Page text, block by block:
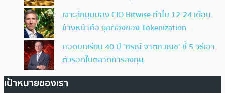
เจาะลึกมุมมอง CIO Bitwise ทำไม 12-24 เดือน
ข้างหน้าคือ ยุคทองของ Tokenization
ถอดบทเรียน 40 ปี ‘กรณ์ จาติกวณิช’ ชี้ 5 วิธีเอา
ตัวรอดในตลาดการลงทุน
เป้าหมายของเรา